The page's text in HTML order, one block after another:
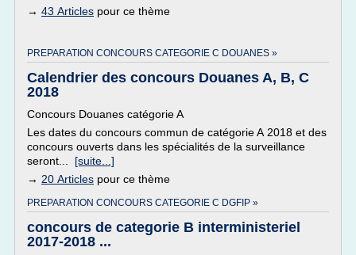
→ 43 Articles pour ce thème
PREPARATION CONCOURS CATEGORIE C DOUANES »
Calendrier des concours Douanes A, B, C
2018
Concours Douanes catégorie A
Les dates du concours commun de catégorie A 2018 et des
concours ouverts dans les spécialités de la surveillance
seront... [suite...]
→ 20 Articles pour ce thème
PREPARATION CONCOURS CATEGORIE C DGFIP »
concours de categorie B interministeriel
2017-2018 ...